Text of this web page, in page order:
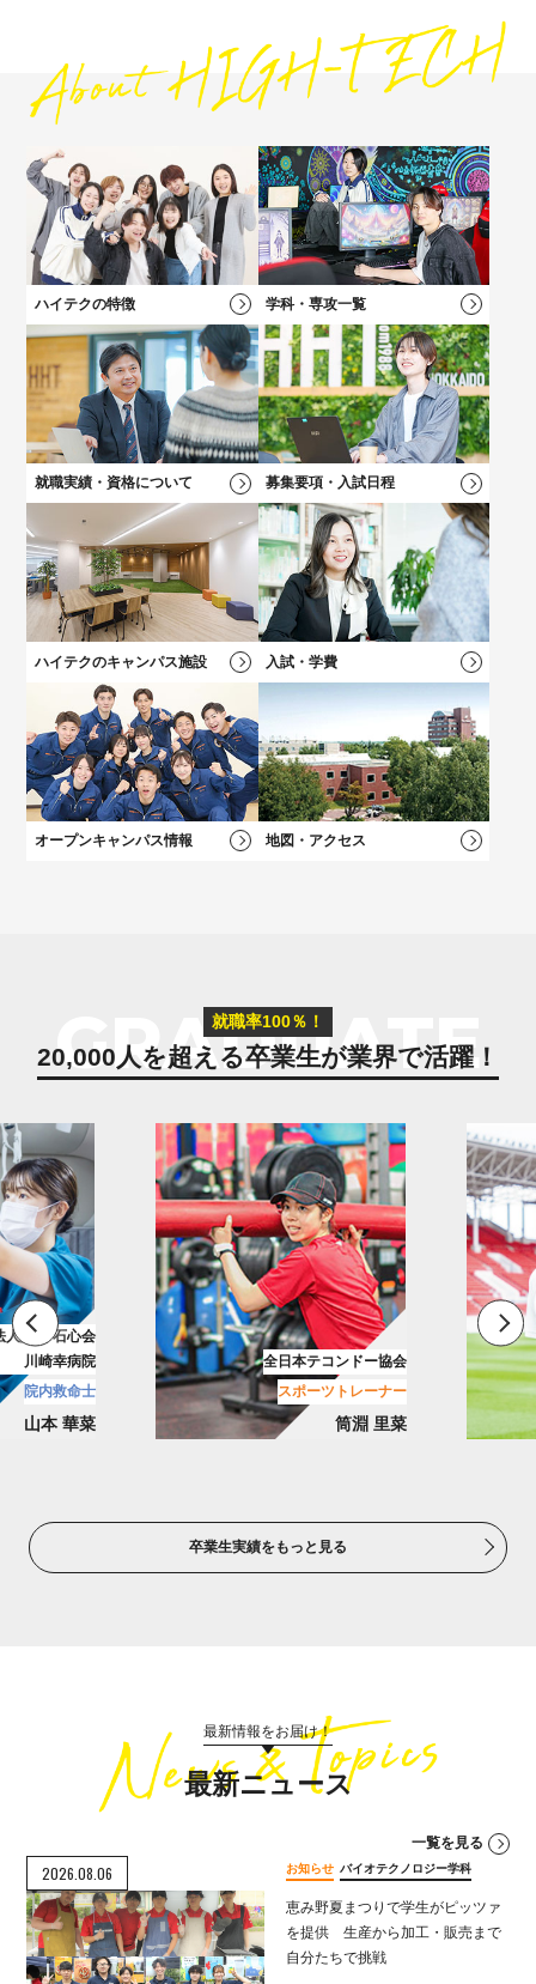
オススメのコンテンツ
自分の「好き！」が見つかる！
好きなメニューを選べる★オープンキャンパス
募集要項・入試情報 学費について
学科一覧を見る 総合型選抜（AO）入試
社会人・フリーターの方にオススメのコンテンツ
キャリアチェンジをお考えの方にオススメの説明会！
卒業後も万全！
就職サポート
負担を軽減！
学費サポート
高校2年生向けのイベントや最新情報、進路選びについてはこち
ら！
学科一覧を見る 学費について
新キャンパス完成！
施設・設備
大学？專門？
迷っている方へ
保護者の方にオススメのコンテンツ
保護者の方向けのご案内、学費説明動画はコチラ
卒業後も万全！
就職サポート
負担を軽減！
学費サポート
ハイテクの特徴 学科・専攻一覧
就職実績・資格について 募集要項・入試日程
ハイテクのキャンパス施設 入試・学費
オープンキャンパス情報 地図・アクセス
20,000人を超える卒業生が業界で活躍！
就職率100％！
GRADUATE
山本 華菜
院内救命士
人財団 石心会
川崎幸病院
筒淵 里菜
スポーツトレーナー
全日本テコンドー協会
卒業生実績をもっと見る
最新情報をお届け！
最新ニュース
一覧を見る
2026.08.06
恵み野夏まつりで学生がピッツァ
を提供 生産から加工・販売まで
自分たちで挑戦
お知らせ バイオテクノロジー学科